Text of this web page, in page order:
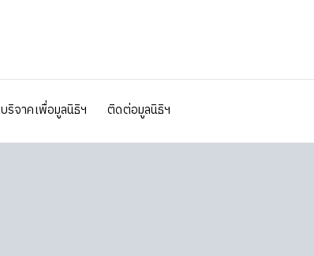
บริจาคเพื่อมูลนิธิฯ ติดต่อมูลนิธิฯ